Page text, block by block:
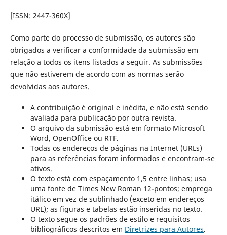
[ISSN: 2447-360X]
Como parte do processo de submissão, os autores são
obrigados a verificar a conformidade da submissão em
relação a todos os itens listados a seguir. As submissões
que não estiverem de acordo com as normas serão
devolvidas aos autores.
A contribuição é original e inédita, e não está sendo
avaliada para publicação por outra revista.
O arquivo da submissão está em formato Microsoft
Word, OpenOffice ou RTF.
Todas os endereços de páginas na Internet (URLs)
para as referências foram informados e encontram-se
ativos.
O texto está com espaçamento 1,5 entre linhas; usa
uma fonte de Times New Roman 12-pontos; emprega
itálico em vez de sublinhado (exceto em endereços
URL); as figuras e tabelas estão inseridas no texto.
O texto segue os padrões de estilo e requisitos
bibliográficos descritos em Diretrizes para Autores.